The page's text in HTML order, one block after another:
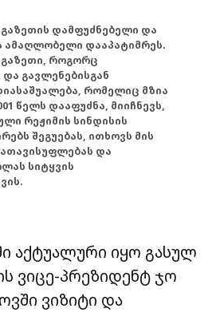
დამფუძნებელი და
ამაღლობელი დააპატიმრეს.
როგორც
გავლენებისგან
რომელიც მზია
წელს დააფუძნა, მიიჩნევს,
რეჟიმის სინდისის
შეგუებას, ითხოვს მის
და
სიტყვის
აქტუალური იყო გასულ
ვიცე-პრეზიდენტ ჯო
ვიზიტი და